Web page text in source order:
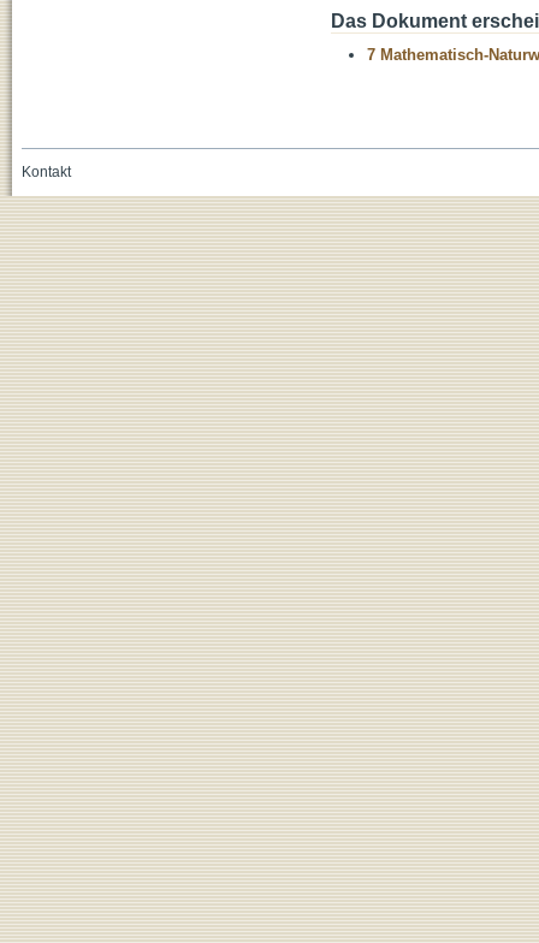
Das Dokument
7 Mathematisch-
Kontakt